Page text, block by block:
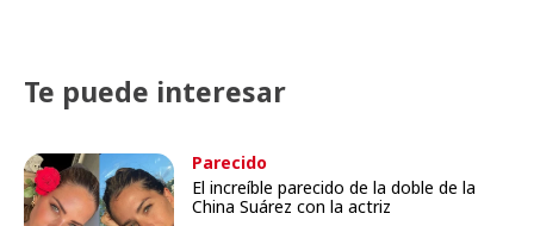
Te puede interesar
Parecido
El increíble parecido de la doble de la
China Suárez con la actriz